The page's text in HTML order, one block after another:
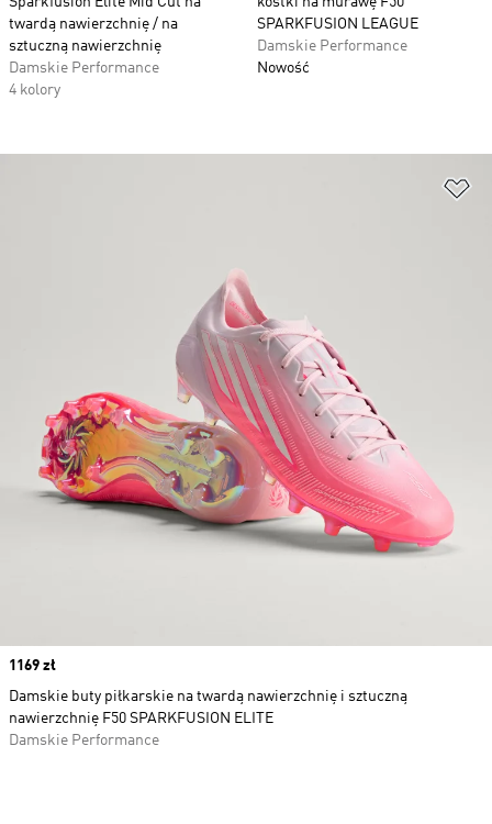
twardą nawierzchnię / na
sztuczną nawierzchnię
Damskie Performance
4 kolory
SPARKFUSION LEAGUE
Damskie Performance
Nowość
Price
1169 zł
Damskie buty piłkarskie na twardą nawierzchnię i sztuczną
nawierzchnię F50 SPARKFUSION ELITE
Damskie Performance